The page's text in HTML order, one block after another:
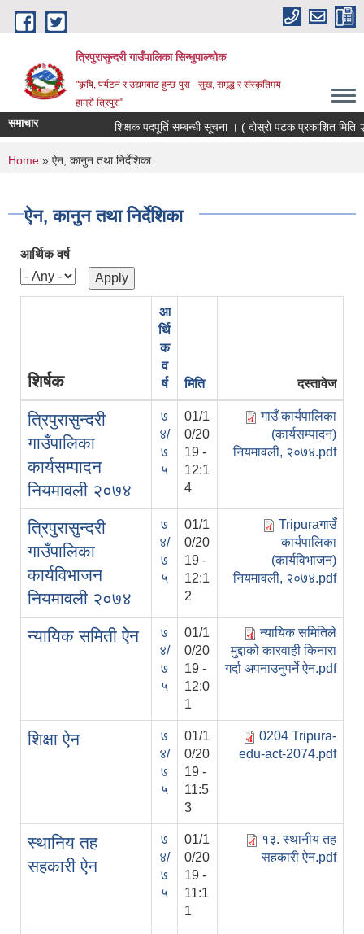
Skip to main content
त्रिपुरासुन्दरी गाउँपालिका सिन्धुपाल्चाेक
"कृषि, पर्यटन र उद्यमबाट हुन्छ पुरा - सुख, समृद्ध र संस्कृतिमय
हाम्रो त्रिपुरा"
समाचार शिक्षक पदपूर्ति सम्बन्धी सूचना । ( दोस्रो पटक प्रकाशित मिति
You are here
Home » ऐन, कानुन तथा निर्देशिका
ऐन, कानुन तथा निर्देशिका
आर्थिक वर्ष
शिर्षक
आ
र्थि
क
व
र्ष
मिति दस्तावेज
त्रिपुरासुन्दरी
गाउँपालिका
कार्यसम्पादन
नियमावली २०७४
७
४/
७
५
01/1
0/20
19 -
12:1
4
गाउँ कार्यपालिका
(कार्यसम्पादन)
नियमावली, २०७४.pdf
त्रिपुरासुन्दरी
गाउँपालिका
कार्यविभाजन
नियमावली २०७४
७
४/
७
५
01/1
0/20
19 -
12:1
2
Tripuraगाउँ
कार्यपालिका
(कार्यविभाजन)
नियमावली, २०७४.pdf
न्यायिक समिती ऐन
७
४/
७
५
01/1
0/20
19 -
12:0
1
न्यायिक समितिले
मुद्दाको कारवाही किनारा
गर्दा अपनाउनुपर्ने ऐन.pdf
शिक्षा ऐन
७
४/
७
५
01/1
0/20
19 -
11:5
3
0204 Tripura-
edu-act-2074.pdf
स्थानिय तह
सहकारी ऐन
७
४/
७
५
01/1
0/20
19 -
11:1
1
१३. स्थानीय तह
सहकारी ऐन.pdf